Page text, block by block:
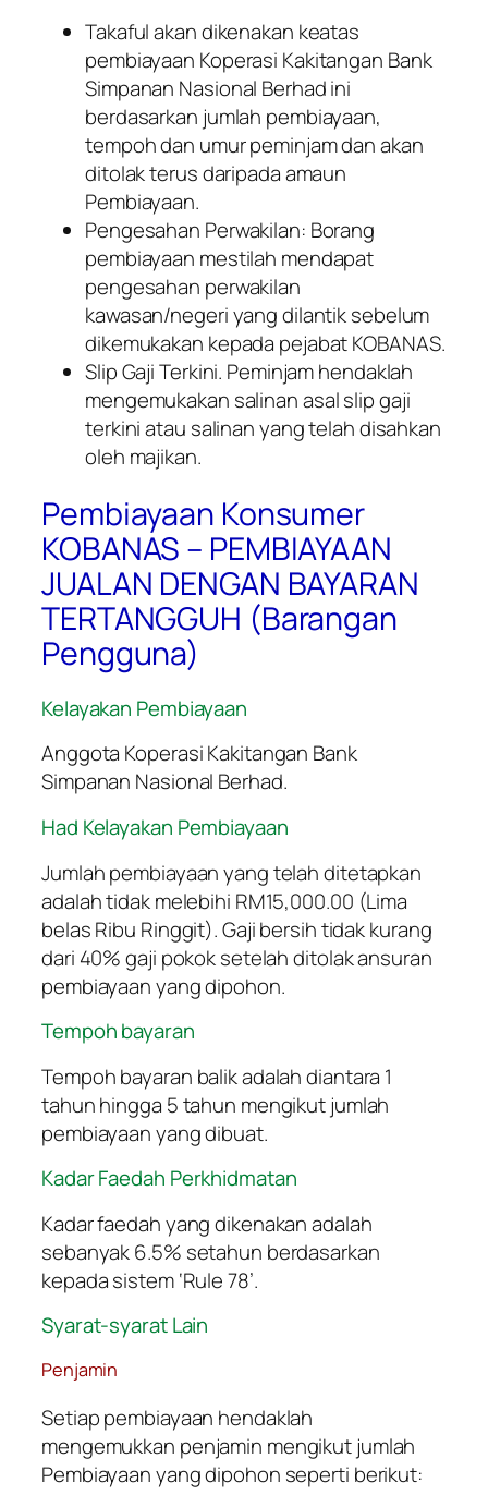
Takaful akan dikenakan keatas
pembiayaan Koperasi Kakitangan Bank
Simpanan Nasional Berhad ini
berdasarkan jumlah pembiayaan,
tempoh dan umur peminjam dan akan
ditolak terus daripada amaun
Pembiayaan.
Pengesahan Perwakilan: Borang
pembiayaan mestilah mendapat
pengesahan perwakilan
kawasan/negeri yang dilantik sebelum
dikemukakan kepada pejabat KOBANAS.
Slip Gaji Terkini. Peminjam hendaklah
mengemukakan salinan asal slip gaji
terkini atau salinan yang telah disahkan
oleh majikan.
Pembiayaan Konsumer
KOBANAS – PEMBIAYAAN
JUALAN DENGAN BAYARAN
TERTANGGUH (Barangan
Pengguna)
Kelayakan Pembiayaan
Anggota Koperasi Kakitangan Bank
Simpanan Nasional Berhad.
Had Kelayakan Pembiayaan
Jumlah pembiayaan yang telah ditetapkan
adalah tidak melebihi RM15,000.00 (Lima
belas Ribu Ringgit). Gaji bersih tidak kurang
dari 40% gaji pokok setelah ditolak ansuran
pembiayaan yang dipohon.
Tempoh bayaran
Tempoh bayaran balik adalah diantara 1
tahun hingga 5 tahun mengikut jumlah
pembiayaan yang dibuat.
Kadar Faedah Perkhidmatan
Kadar faedah yang dikenakan adalah
sebanyak 6.5% setahun berdasarkan
kepada sistem ‘Rule 78’.
Syarat-syarat Lain
Penjamin
Setiap pembiayaan hendaklah
mengemukkan penjamin mengikut jumlah
Pembiayaan yang dipohon seperti berikut: